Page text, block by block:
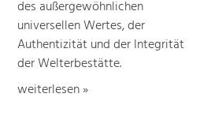
des außergewöhnlichen
universellen Wertes, der
Authentizität und der Integrität
der Welterbestätte.
weiterlesen »